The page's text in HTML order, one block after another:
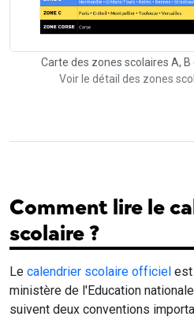
Carte des zones scolaires A,
Voir le détail des zones
Comment lire le
scolaire ?
Le calendrier scolaire officiel est
ministère de l'Education
suivent deux conventions